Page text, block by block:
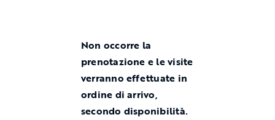
Non occorre la
prenotazione e le visite
verranno effettuate in
ordine di arrivo,
secondo disponibilità.